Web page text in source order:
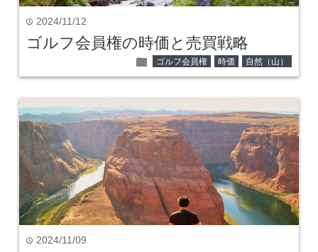
time 2024/11/12
ゴルフ会員権の時価と売買戦略
folder ゴルフ会員権 時価 自然（山）
time 2024/11/09